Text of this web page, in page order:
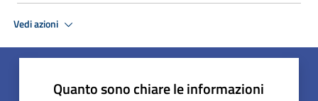
Vedi azioni
Quanto sono chiare le informazioni